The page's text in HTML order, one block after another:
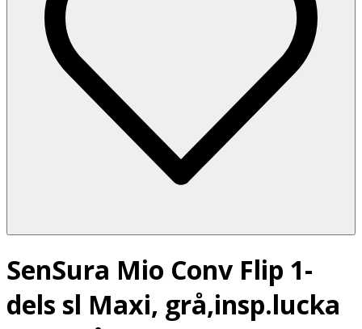
SenSura Mio Conv Flip 1-
dels sl Maxi, grå,insp.lucka